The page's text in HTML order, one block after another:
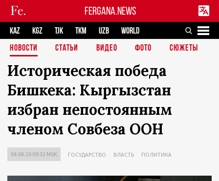
FERGANA.NEWS
KAZ KGZ TJK TKM UZB
WORLD
НОВОСТИ
СТАТЬИ ВИДЕО ФОТО СЮЖЕТЫ
Историческая победа
Бишкека: Кыргызстан
избран непостоянным
членом Совбеза ООН
04.06.26 09:32 MSK ГОСУДАРСТВО ВЛАСТЬ ПОЛИТИКА